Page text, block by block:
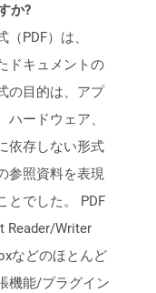
か?
PDF）は、
ドキュメントの
の目的は、アプ
ハードウェア、
依存しない形式
参照資料を表現
とでした。 PDF
Reader/Writer
などのほとんど
機能/プラグイン